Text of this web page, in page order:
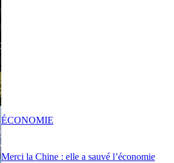
Merci la Chine : elle a sauvé l’économie
ÉCONOMIE